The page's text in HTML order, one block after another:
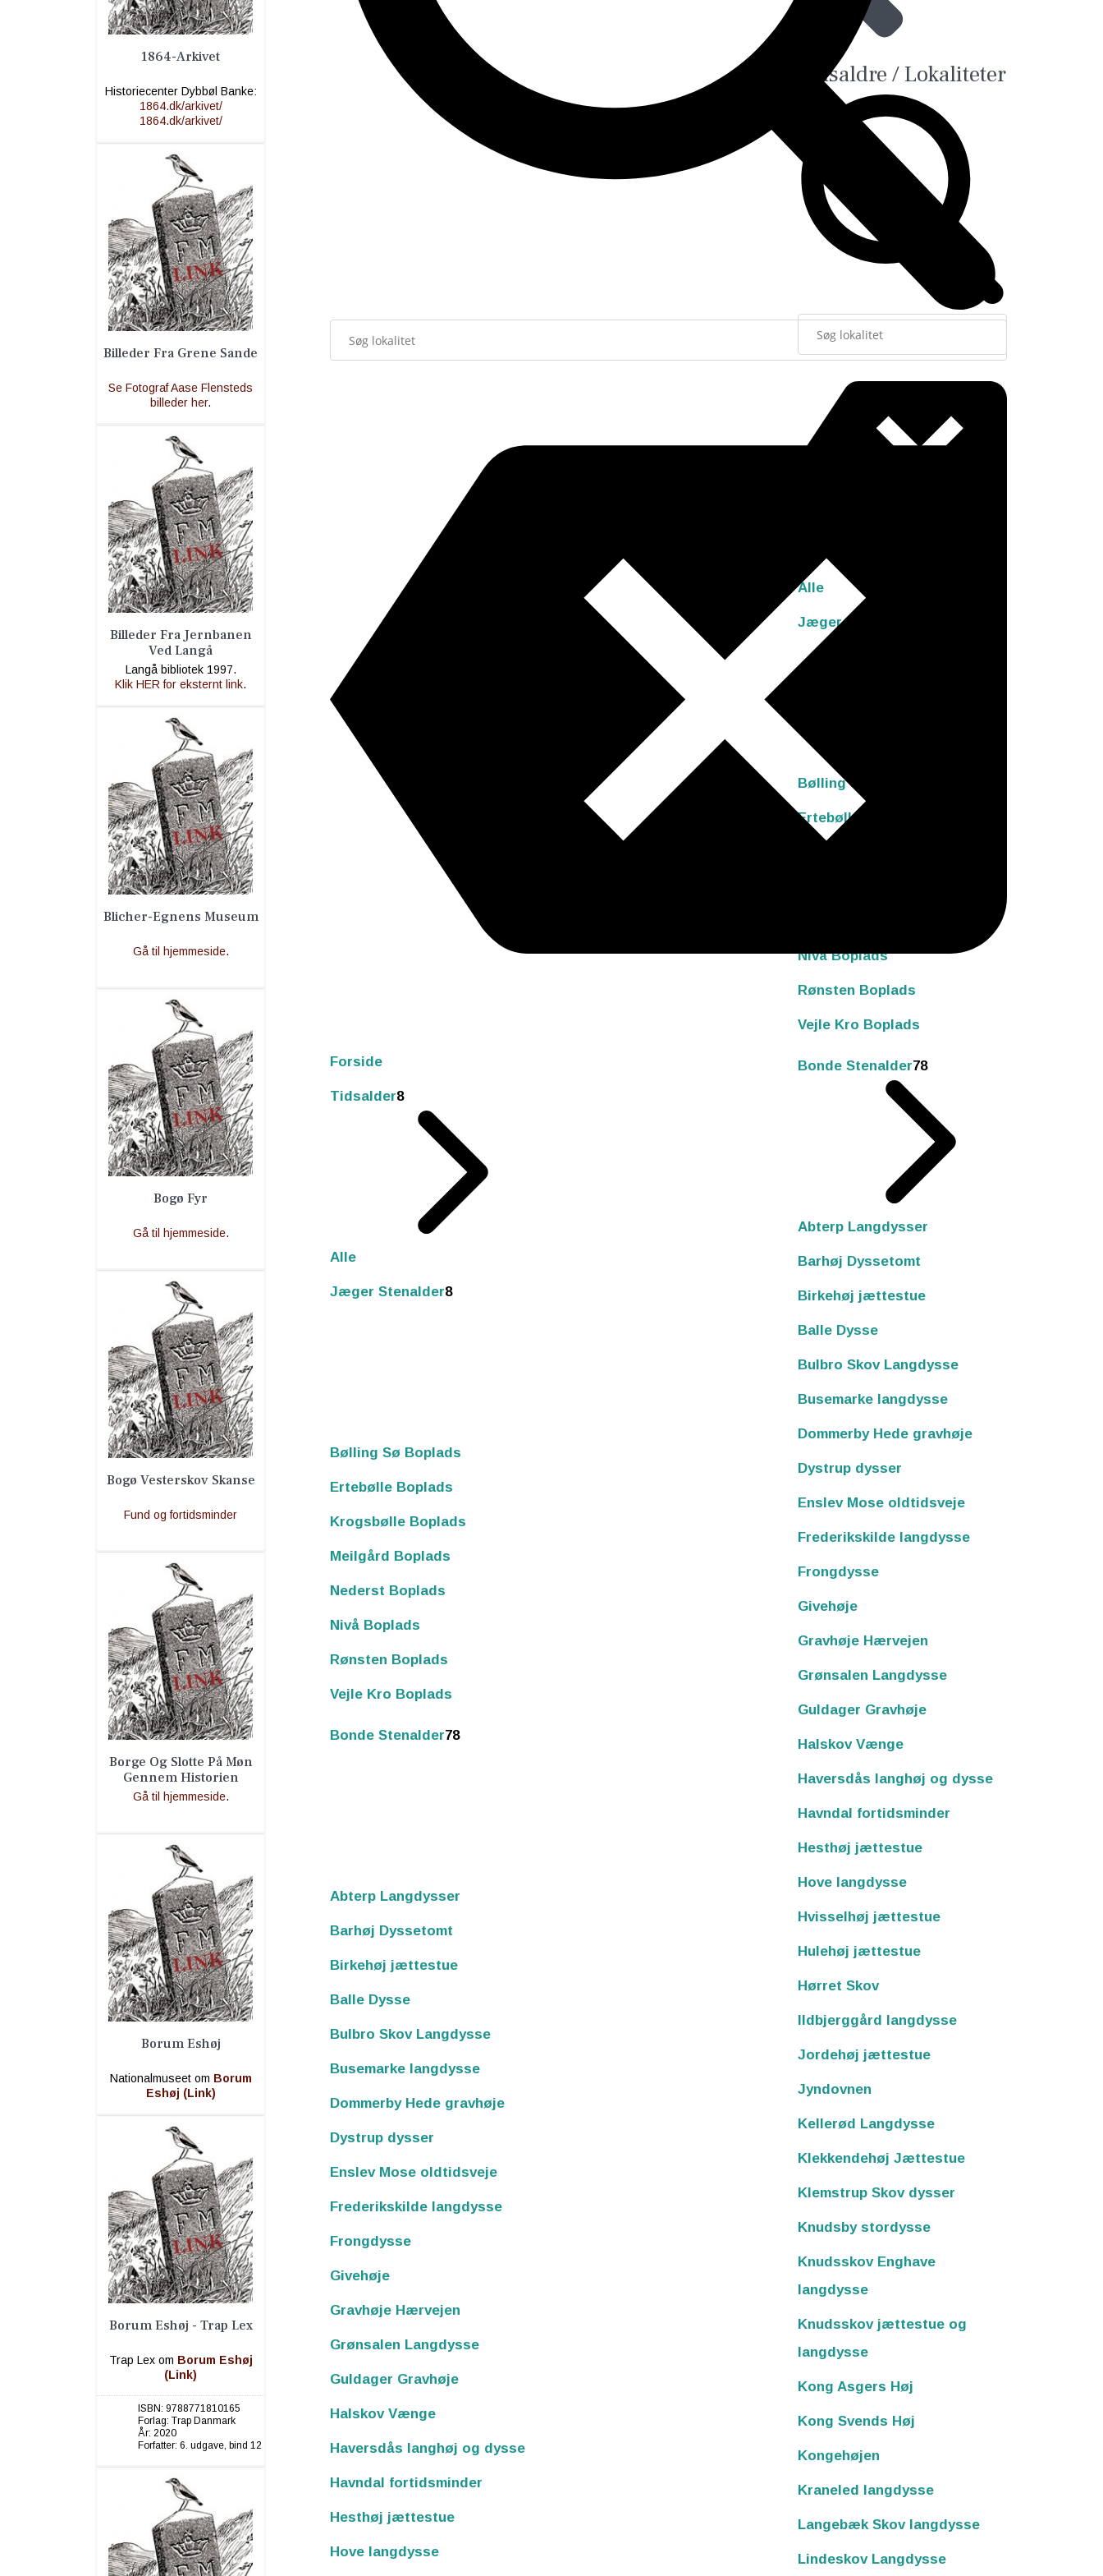
Forside
Tidsalder8
Alle
Jæger Stenalder8
Bølling Sø Boplads
Ertebølle Boplads
Krogsbølle Boplads
Meilgård Boplads
Nederst Boplads
Nivå Boplads
Rønsten Boplads
Vejle Kro Boplads
Bonde Stenalder78
Abterp Langdysser
Barhøj Dyssetomt
Birkehøj jættestue
Balle Dysse
Bulbro Skov Langdysse
Busemarke langdysse
Dommerby Hede gravhøje
Dystrup dysser
Enslev Mose oldtidsveje
Frederikskilde langdysse
Frongdysse
Givehøje
Gravhøje Hærvejen
Grønsalen Langdysse
Guldager Gravhøje
Halskov Vænge
Haversdås langhøj og dysse
Havndal fortidsminder
Hesthøj jættestue
Hove langdysse
1864-Arkivet
Historiecenter Dybbøl Banke:
1864.dk/arkivet/
1864.dk/arkivet/
Billeder Fra Grene Sande
Se Fotograf Aase Flensteds
billeder her.
Billeder Fra Jernbanen
Ved Langå
Langå bibliotek 1997.
Klik HER for eksternt link.
Blicher-Egnens Museum
Gå til hjemmeside.
Bogø Fyr
Gå til hjemmeside.
Bogø Vesterskov Skanse
Fund og fortidsminder
Borge Og Slotte På Møn
Gennem Historien
Gå til hjemmeside.
Borum Eshøj
Nationalmuseet om Borum
Eshøj (Link)
Borum Eshøj - Trap Lex
Trap Lex om Borum Eshøj
(Link)
ISBN: 9788771810165
Forlag: Trap Danmark
År: 2020
Forfatter: 6. udgave, bind 12
Tidsaldre / Lokaliteter
Alle
Jæger Stenalder
Bølling Sø Boplads
Ertebølle Boplads
Nivå Boplads
Rønsten Boplads
Vejle Kro Boplads
Bonde Stenalder78
Abterp Langdysser
Barhøj Dyssetomt
Birkehøj jættestue
Balle Dysse
Bulbro Skov Langdysse
Busemarke langdysse
Dommerby Hede gravhøje
Dystrup dysser
Enslev Mose oldtidsveje
Frederikskilde langdysse
Frongdysse
Givehøje
Gravhøje Hærvejen
Grønsalen Langdysse
Guldager Gravhøje
Halskov Vænge
Haversdås langhøj og dysse
Havndal fortidsminder
Hesthøj jættestue
Hove langdysse
Hvisselhøj jættestue
Hulehøj jættestue
Hørret Skov
Ildbjerggård langdysse
Jordehøj jættestue
Jyndovnen
Kellerød Langdysse
Klekkendehøj Jættestue
Klemstrup Skov dysser
Knudsby stordysse
Knudsskov Enghave
langdysse
Knudsskov jættestue og
langdysse
Kong Asgers Høj
Kong Svends Høj
Kongehøjen
Kraneled langdysse
Langebæk Skov langdysse
Lindeskov Langdysse